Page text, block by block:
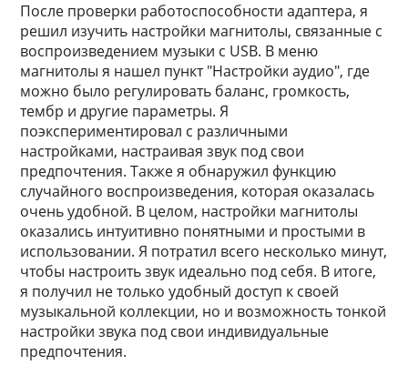
После проверки работоспособности адаптера, я
решил изучить настройки магнитолы, связанные с
воспроизведением музыки с USB. В меню
магнитолы я нашел пункт "Настройки аудио", где
можно было регулировать баланс, громкость,
тембр и другие параметры. Я
поэкспериментировал с различными
настройками, настраивая звук под свои
предпочтения. Также я обнаружил функцию
случайного воспроизведения, которая оказалась
очень удобной. В целом, настройки магнитолы
оказались интуитивно понятными и простыми в
использовании. Я потратил всего несколько минут,
чтобы настроить звук идеально под себя. В итоге,
я получил не только удобный доступ к своей
музыкальной коллекции, но и возможность тонкой
настройки звука под свои индивидуальные
предпочтения.